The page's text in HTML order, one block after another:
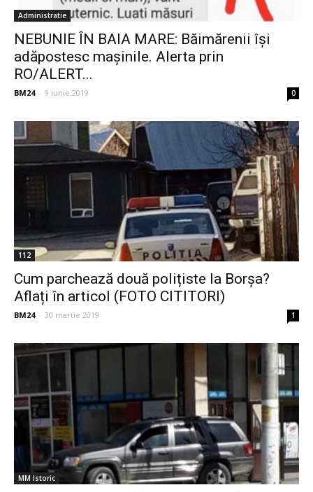
Administratie
NEBUNIE ÎN BAIA MARE: Băimărenii își
adăpostesc mașinile. Alerta prin
RO/ALERT...
BM24 - 9 iunie 2019 0
112
Cum parchează două polițiste la Borșa?
Aflați în articol (FOTO CITITORI)
BM24 - 30 martie 2019 1
MM Istoric